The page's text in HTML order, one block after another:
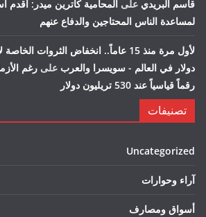
قاسم البريدي على المحامية كاترين ميدر: أقدم
لمساعدة الناس المحتاجين والدفاع عنهم
دولار في العالم - سويسرا والعرب على رغم
رقماً قياسياً عند 530 تريليون دولار
تصنيفات
Uncategorized
آراء وحوارات
أسواق ومصارف